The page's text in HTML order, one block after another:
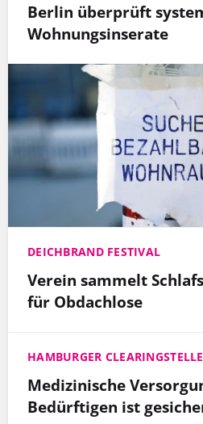
Berlin überprüft
Wohnungsinserate
DEICHBRAND FESTIVAL
Verein sammelt
für Obdachlose
HAMBURGER CLEARINGSTELLE
Medizinische
Bedürftigen ist